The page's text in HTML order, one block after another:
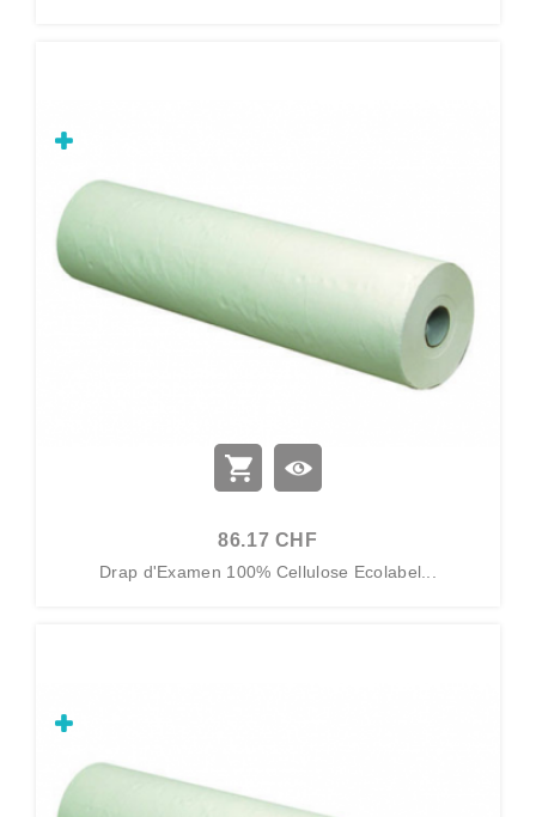
86.17 CHF
Drap d'Examen 100% Cellulose Ecolabel...